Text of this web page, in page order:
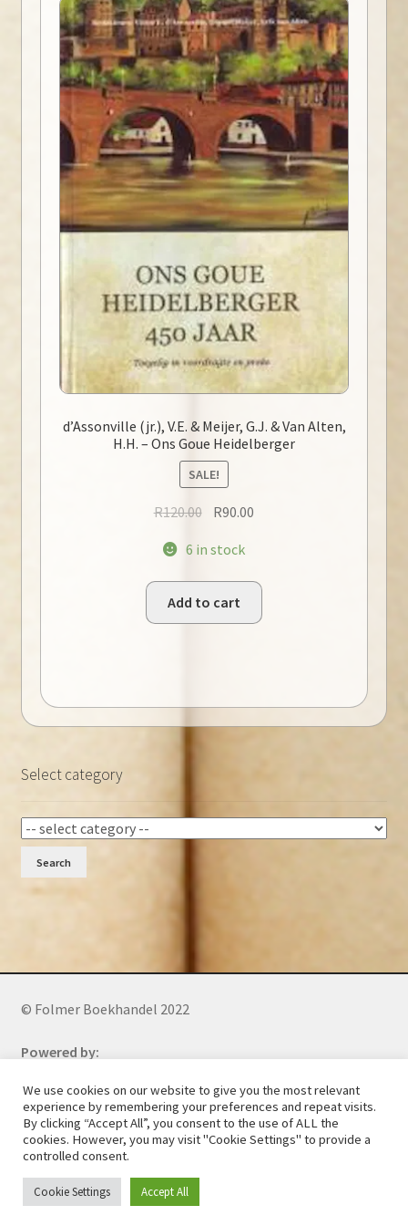
d’Assonville (jr.), V.E. & Meijer, G.J. & Van Alten,
H.H. – Ons Goue Heidelberger
SALE!
R120.00 Original
was:
R120.00.
R90.00
R90.00.
6 in stock
Add to cart
Select category
Search
© Folmer Boekhandel 2022
Powered by:
Phone: +27 (0)73 241 3281(WhatsApp)
All orders will be cancelled after 5 days of nonpayment.
We use cookies on our website to give you the most relevant
experience by remembering your preferences and repeat visits.
By clicking “Accept All”, you consent to the use of ALL the
cookies. However, you may visit "Cookie Settings" to provide a
controlled consent.
Cookie Settings Accept All